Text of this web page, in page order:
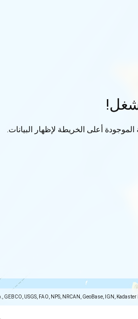
USGS, FAO, NPS, NRCAN, GeoBase, IGN,
أعلى الخريطة لإظهار البيانات.